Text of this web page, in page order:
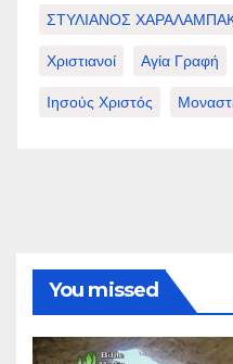
ΣΤΥΛΙΑΝΟΣ
Χριστιανοί Αγία Γραφή
Ιησούς Χριστός
You missed